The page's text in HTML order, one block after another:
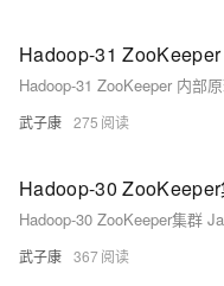
Hadoop-31 ZooKeeper 内部
武子康 275
武子康 367